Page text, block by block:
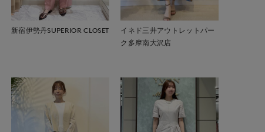
新宿伊勢丹SUPERIOR CLOSET
イネド三井アウトレットパー
ク多摩南大沢店